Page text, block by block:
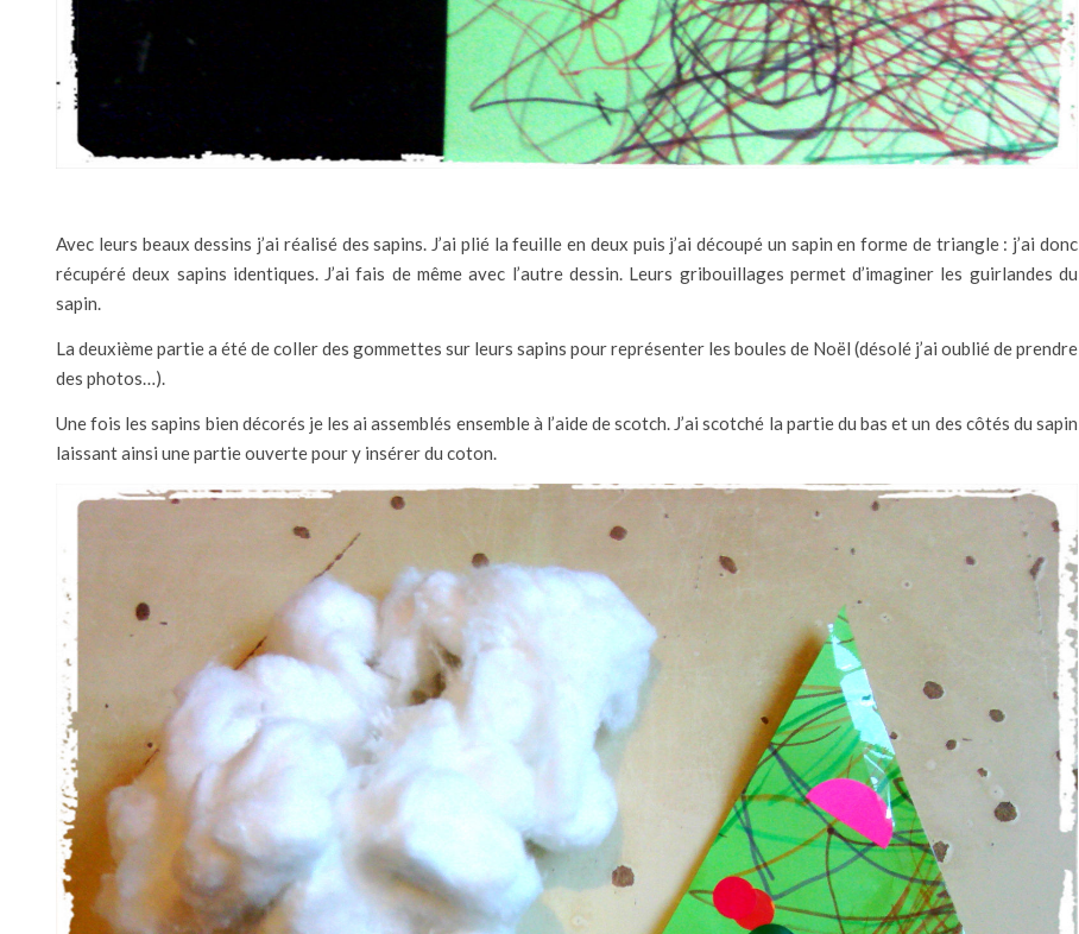
Avec leurs beaux dessins j’ai réalisé des sapins. J’ai plié la feuille en deux puis j’ai découpé un sapin en forme de triangle : j’ai donc
récupéré deux sapins identiques. J’ai fais de même avec l’autre dessin. Leurs gribouillages permet d’imaginer les guirlandes du
sapin.
La deuxième partie a été de coller des gommettes sur leurs sapins pour représenter les boules de Noël (désolé j’ai oublié de prendre
des photos…).
Une fois les sapins bien décorés je les ai assemblés ensemble à l’aide de scotch. J’ai scotché la partie du bas et un des côtés du sapin
laissant ainsi une partie ouverte pour y insérer du coton.